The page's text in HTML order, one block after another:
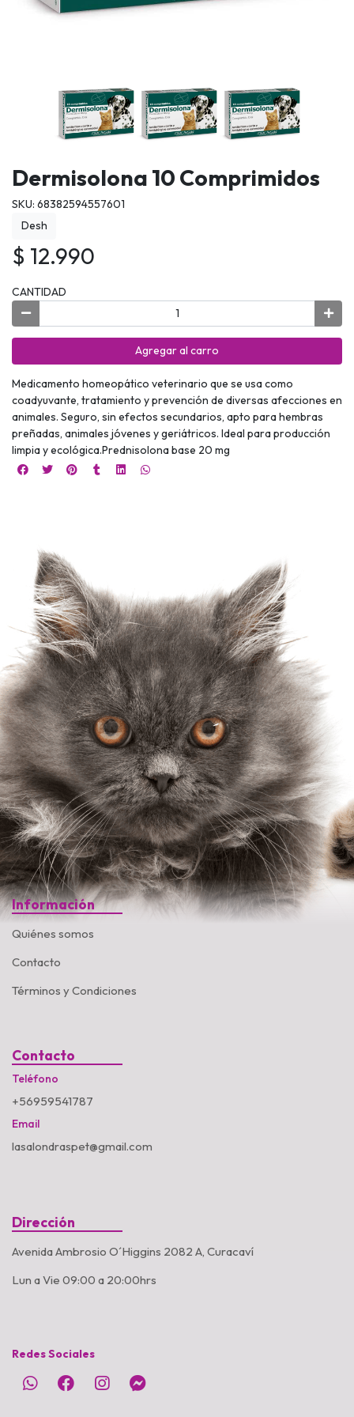
Dermisolona 10 Comprimidos
SKU: 68382594557601
Desh
$ 12.990
CANTIDAD
Agregar al carro
Medicamento homeopático veterinario que se usa como
coadyuvante, tratamiento y prevención de diversas afecciones en
animales. Seguro, sin efectos secundarios, apto para hembras
preñadas, animales jóvenes y geriátricos. Ideal para producción
limpia y ecológica.Prednisolona base 20 mg
Información
Quiénes somos
Contacto
Términos y Condiciones
Contacto
Teléfono
+56959541787
Email
lasalondraspet@gmail.com
Dirección
Avenida Ambrosio O´Higgins 2082 A, Curacaví
Lun a Vie 09:00 a 20:00hrs
Redes Sociales